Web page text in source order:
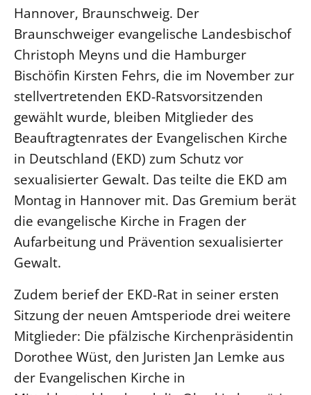
Hannover, Braunschweig. Der
Braunschweiger evangelische Landesbischof
Christoph Meyns und die Hamburger
Bischöfin Kirsten Fehrs, die im November zur
stellvertretenden EKD-Ratsvorsitzenden
gewählt wurde, bleiben Mitglieder des
Beauftragtenrates der Evangelischen Kirche
in Deutschland (EKD) zum Schutz vor
sexualisierter Gewalt. Das teilte die EKD am
Montag in Hannover mit. Das Gremium berät
die evangelische Kirche in Fragen der
Aufarbeitung und Prävention sexualisierter
Gewalt.
Zudem berief der EKD-Rat in seiner ersten
Sitzung der neuen Amtsperiode drei weitere
Mitglieder: Die pfälzische Kirchenpräsidentin
Dorothee Wüst, den Juristen Jan Lemke aus
der Evangelischen Kirche in
LANDESKIRCHENAMT
Willkommen
Kollegium
Abteilungen des Landeskirchenamts
Rechnungsprüfungsamt
Fachstelle Sexualisierte Gewalt
Beschwerdestellen
Kirchenämter
Datenschutz
Geschäftsstelle Landessynode
LANDESSYNODE
27. Landessynode
Kontakt
Hintergrund
MITARBEIT
Positionen
Ökumene
Religionen
Nachhaltigkeit
Erneuerbare Energien
Mobilität
Naturschutz
Gebäude
Barrierefreiheit
Presse
Freie Stellen
Service für Gemeinden
Suche